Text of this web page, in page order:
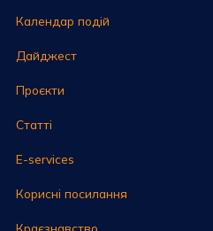
Календар подій
Дайджест
Проєкти
Статті
E-services
Корисні посилання